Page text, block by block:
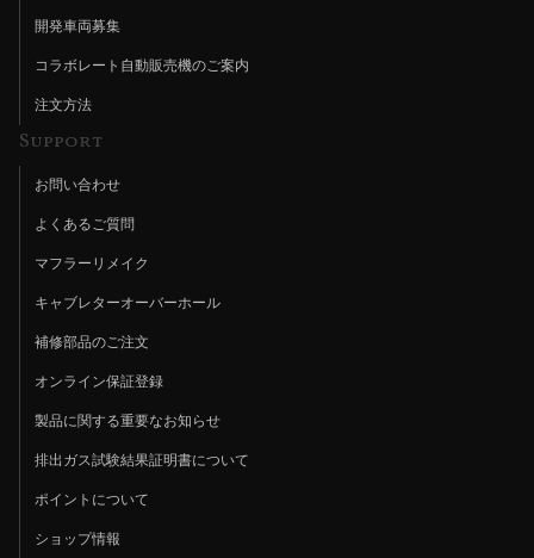
開発車両募集
コラボレート自動販売機のご案内
注文方法
Support
お問い合わせ
よくあるご質問
マフラーリメイク
キャブレターオーバーホール
補修部品のご注文
オンライン保証登録
製品に関する重要なお知らせ
排出ガス試験結果証明書について
ポイントについて
ショップ情報